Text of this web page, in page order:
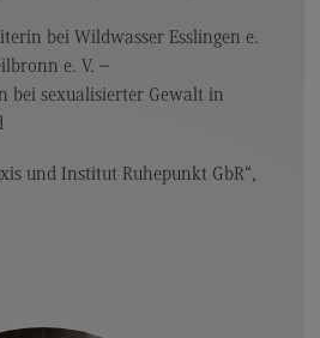
bei Wildwasser Esslingen e.
e. V. –
bei sexualisierter Gewalt in
und Institut Ruhepunkt GbR“,